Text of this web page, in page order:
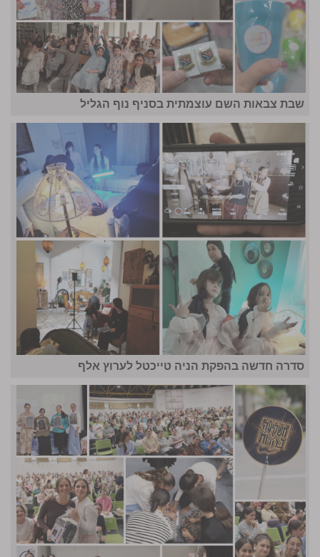
שבת צבאות השם עוצמתית בסניף נוף הגליל
סדרה חדשה בהפקת הניה טייכטל לערוץ אלף